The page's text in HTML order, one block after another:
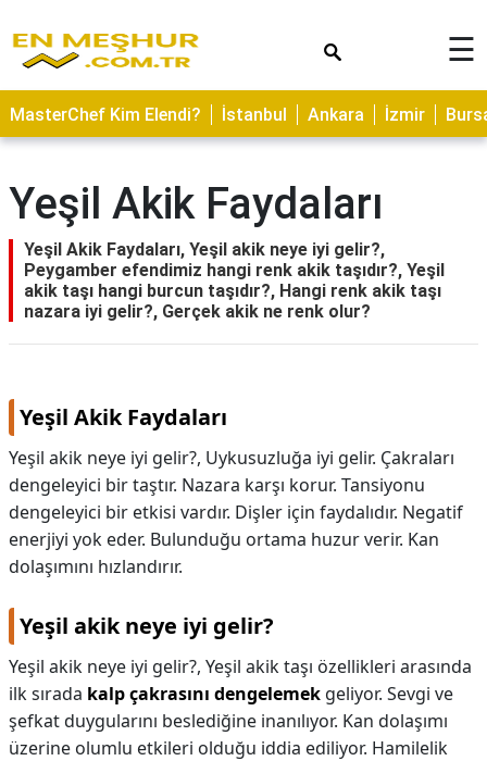
ASTROLOJİ
SAĞLIK
TARİFLERİ
GEZİLECEK
YERLER
CİLT
KAMP
HAMİLELİK
KAPLICALAR
İLETİŞİM
☰
MasterChef Kim Elendi? İstanbul Ankara İzmir
Yeşil Akik Faydaları
Yeşil Akik Faydaları, Yeşil akik neye iyi gelir?,
Peygamber efendimiz hangi renk akik taşıdır?, Yeşil
akik taşı hangi burcun taşıdır?, Hangi renk akik taşı
nazara iyi gelir?, Gerçek akik ne renk olur?
Yeşil Akik Faydaları
Yeşil akik neye iyi gelir?, Uykusuzluğa iyi gelir. Çakraları
dengeleyici bir taştır. Nazara karşı korur. Tansiyonu
dengeleyici bir etkisi vardır. Dişler için faydalıdır. Negatif
enerjiyi yok eder. Bulunduğu ortama huzur verir. Kan
dolaşımını hızlandırır.
Yeşil akik neye iyi gelir?
Yeşil akik neye iyi gelir?, Yeşil akik taşı özellikleri arasında
ilk sırada kalp çakrasını dengelemek geliyor. Sevgi ve
şefkat duygularını beslediğine inanılıyor. Kan dolaşımı
üzerine olumlu etkileri olduğu iddia ediliyor. Hamilelik